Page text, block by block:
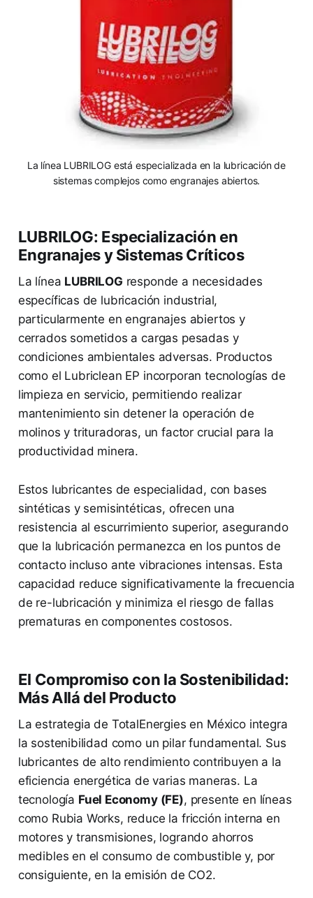
La línea LUBRILOG está especializada en la lubricación de
sistemas complejos como engranajes abiertos.
LUBRILOG: Especialización en
Engranajes y Sistemas Críticos
La línea LUBRILOG responde a necesidades
específicas de lubricación industrial,
particularmente en engranajes abiertos y
cerrados sometidos a cargas pesadas y
condiciones ambientales adversas. Productos
como el Lubriclean EP incorporan tecnologías de
limpieza en servicio, permitiendo realizar
mantenimiento sin detener la operación de
molinos y trituradoras, un factor crucial para la
productividad minera.
Estos lubricantes de especialidad, con bases
sintéticas y semisintéticas, ofrecen una
resistencia al escurrimiento superior, asegurando
que la lubricación permanezca en los puntos de
contacto incluso ante vibraciones intensas. Esta
capacidad reduce significativamente la frecuencia
de re-lubricación y minimiza el riesgo de fallas
prematuras en componentes costosos.
El Compromiso con la Sostenibilidad:
Más Allá del Producto
La estrategia de TotalEnergies en México integra
la sostenibilidad como un pilar fundamental. Sus
lubricantes de alto rendimiento contribuyen a la
eficiencia energética de varias maneras. La
tecnología Fuel Economy (FE), presente en líneas
como Rubia Works, reduce la fricción interna en
motores y transmisiones, logrando ahorros
medibles en el consumo de combustible y, por
consiguiente, en la emisión de CO2.